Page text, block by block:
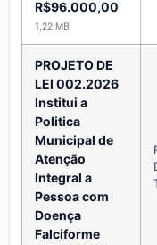
R$96.000,00
1,22 MB
PROJETO DE
LEI 002.2026
Institui a
Politica
Municipal de
Atenção
Integral a
Pessoa com
Doença
Falciforme